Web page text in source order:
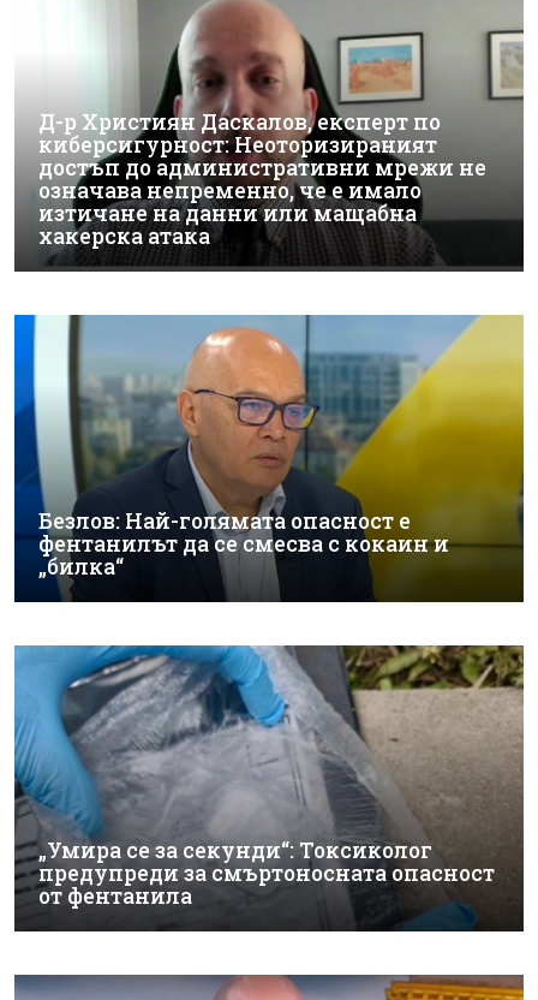
Д-р Християн Даскалов, експерт по
киберсигурност: Неоторизираният
достъп до административни мрежи не
означава непременно, че е имало
изтичане на данни или мащабна
хакерска атака
Безлов: Най-голямата опасност е
фентанилът да се смесва с кокаин и
„билка“
„Умира се за секунди“: Токсиколог
предупреди за смъртоносната опасност
от фентанила